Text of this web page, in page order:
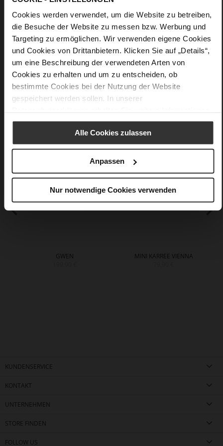
Cookies werden verwendet, um die Website zu betreiben,
die Besuche der Website zu messen bzw. Werbung und
Targeting zu ermöglichen. Wir verwenden eigene Cookies
und Cookies von Drittanbietern. Klicken Sie auf „Details“,
um eine Beschreibung der verwendeten Arten von
Cookies zu erhalten und um zu entscheiden, ob
bestimmte Cookies bei der Nutzung der Website
gespeichert werden sollen. In unserer
Alle Cookies zulassen
Anpassen
Nur notwendige Cookies verwenden
Details
Mehr
Informationen
90 x 90 cm
Seide
GWEN
MINI KARREE VIENNA
KUNDENSERVICE
KONTAKT
UNTERNEHMEN
STORE FINDEN
FOLLOW US